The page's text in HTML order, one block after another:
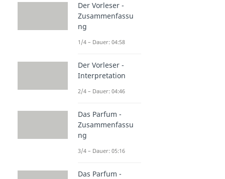
Der Vorleser -
Zusammenfassu
ng
1/4 – Dauer: 04:58
Der Vorleser -
Interpretation
2/4 – Dauer: 04:46
Das Parfum -
Zusammenfassu
ng
3/4 – Dauer: 05:16
Das Parfum -